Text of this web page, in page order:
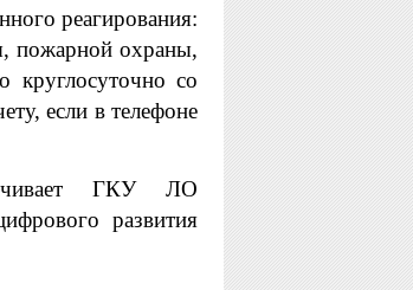
реагирования:
пожарной охраны,
со
если в телефоне
ГКУ ЛО
развития